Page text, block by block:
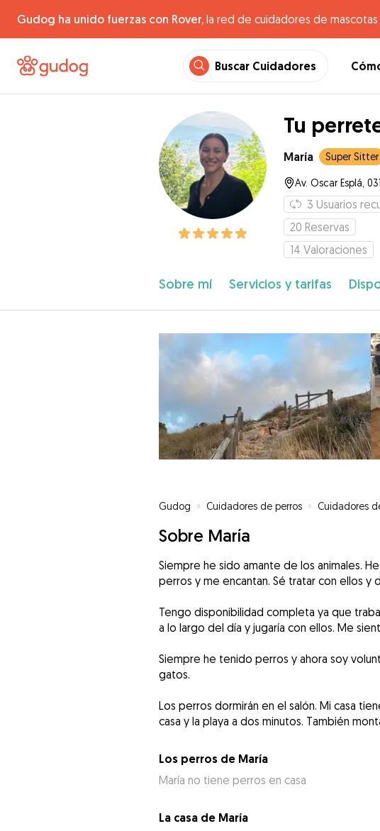
Gudog ha unido fuerzas con Rover, la red de cuidadores de
Buscar Cuidadores
Tu
María Super Sitter
Av. Oscar Esplá,
3 Usuarios
20 Reservas
14 Valoraciones
Sobre mí Servicios y tarifas
Gudog » Cuidadores de perros » Cuidadores
Sobre María
Siempre he sido amante de los animales.
perros y me encantan. Sé tratar con ellos y
Tengo disponibilidad completa ya que
a lo largo del día y jugaría con ellos. Me
Siempre he tenido perros y ahora soy
gatos.
Los perros dormirán en el salón. Mi casa
casa y la playa a dos minutos. También
Los perros de María
María no tiene perros en casa
La casa de María